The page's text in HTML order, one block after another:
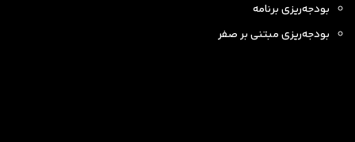
بودجه‌ریزی برنامه
بودجه‌ریزی مبتنی بر صفر